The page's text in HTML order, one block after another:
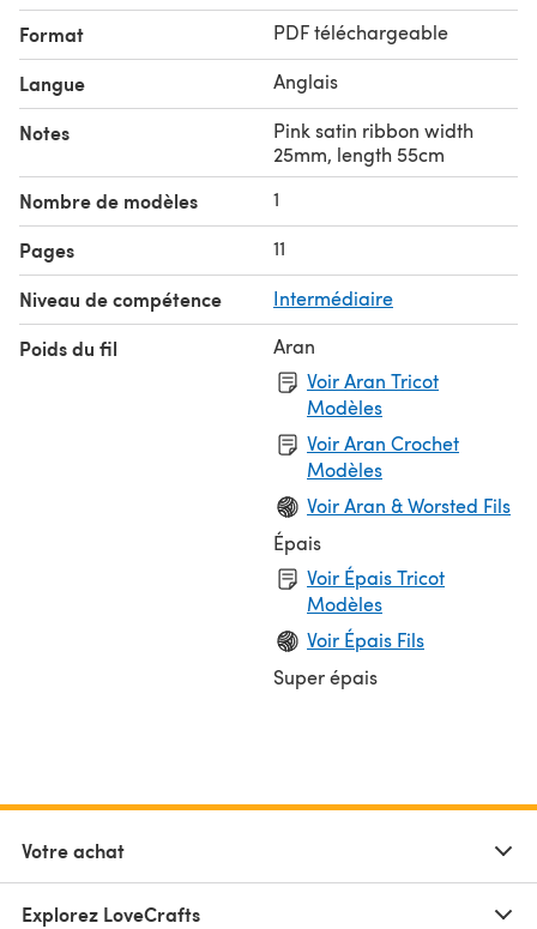
Format PDF téléchargeable
Langue Anglais
Notes
Pink satin ribbon width
25mm, length 55cm
Nombre de modèles 1
Pages 11
Niveau de compétence Intermédiaire
Poids du fil
Aran
Voir Aran Tricot
Modèles
Voir Aran Crochet
Modèles
Voir Aran & Worsted Fils
Épais
Voir Épais Tricot
Modèles
Voir Épais Fils
Super épais
Votre achat
Explorez LoveCrafts